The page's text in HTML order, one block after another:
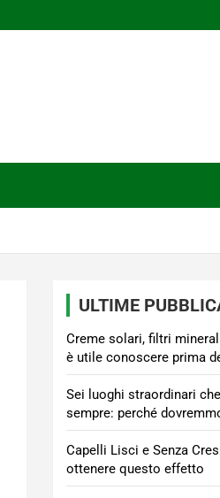
ULTIME
Creme solari, filtri
è utile conoscere prima
Sei luoghi straordinari
sempre: perché
Capelli Lisci e Senza
ottenere questo effetto